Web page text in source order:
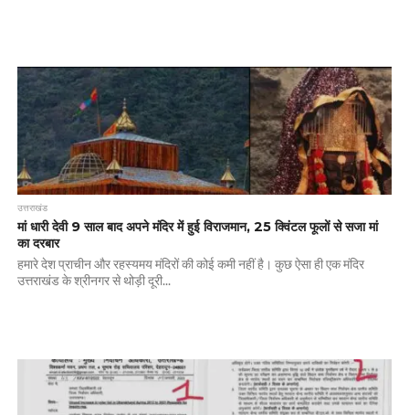
उत्तराखंड
मां धारी देवी 9 साल बाद अपने मंदिर में हुई विराजमान, 25 क्विंटल फूलों से सजा मां
का दरबार
हमारे देश प्राचीन और रहस्यमय मंदिरों की कोई कमी नहीं है। कुछ ऐसा ही एक मंदिर
उत्तराखंड के श्रीनगर से थोड़ी दूरी...